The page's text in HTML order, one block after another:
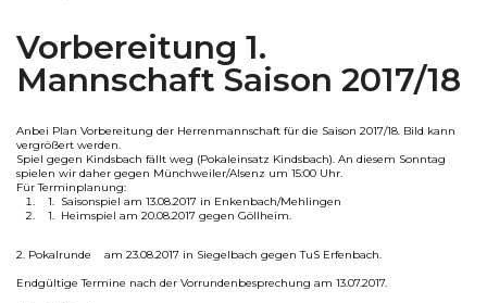
Vorbereitung 1.
Mannschaft Saison 2017/18
Anbei Plan Vorbereitung der Herrenmannschaft für die Saison 2017/18. Bild kann
vergrößert werden.
Spiel gegen Kindsbach fällt weg (Pokaleinsatz Kindsbach). An diesem Sonntag
spielen wir daher gegen Münchweiler/Alsenz um 15:00 Uhr.
Für Terminplanung:
1. Saisonspiel am 13.08.2017 in Enkenbach/Mehlingen
1. Heimspiel am 20.08.2017 gegen Göllheim.
2. Pokalrunde am 23.08.2017 in Siegelbach gegen TuS Erfenbach.
Endgültige Termine nach der Vorrundenbesprechung am 13.07.2017.